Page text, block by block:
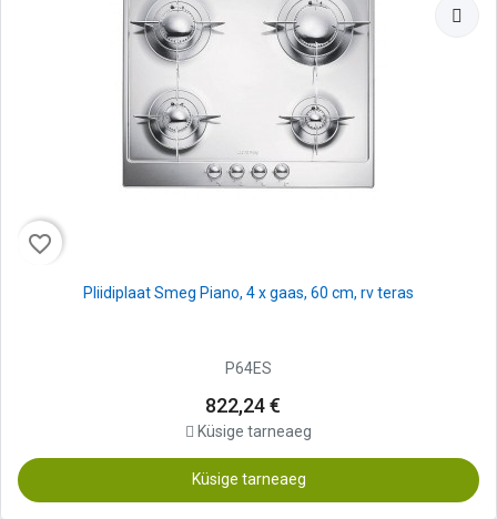
favorite_border
Pliidiplaat Smeg Piano, 4 x gaas, 60 cm, rv teras
P64ES
822,24 €
Küsige tarneaeg
Küsige tarneaeg